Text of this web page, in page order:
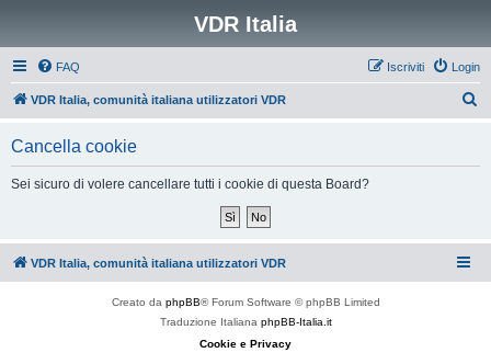
VDR Italia
FAQ Login
Iscriviti
VDR Italia, comunità italiana utilizzatori VDR
Cancella cookie
Sei sicuro di volere cancellare tutti i cookie di questa Board?
VDR Italia, comunità italiana utilizzatori VDR
Creato da phpBB® Forum Software © phpBB Limited
Traduzione Italiana phpBB-Italia.it
Cookie e Privacy